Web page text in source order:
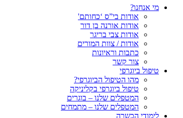
מי אנחנו?
אודות בי”ס ‘כחותם'
אודות אורנה בן דור
אודות צבי בריגר
אודות / צוות המורים
כתבות וראיונות
צור קשר
טיפול ביוגרפי
מהו הטיפול הביוגרפי?
טיפול ביוגרפי בקליניקה
המטפלים שלנו – בוגרים
המטפלים שלנו – מתמחים
לימודי הכשרה